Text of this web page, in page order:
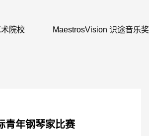
院校 MaestrosVision 识途音乐奖
青年钢琴家比赛